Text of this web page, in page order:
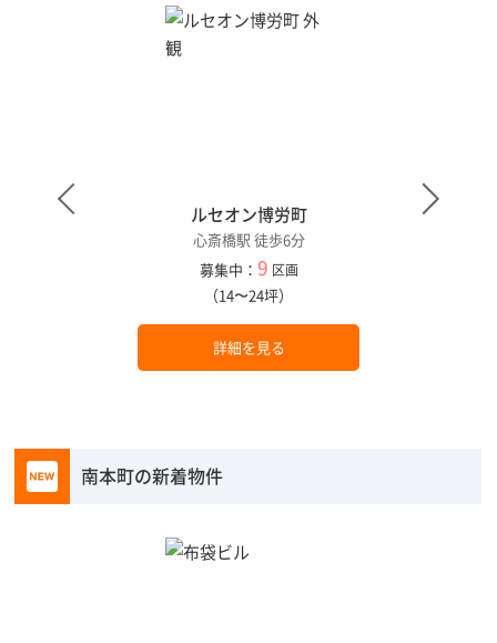
ルセオン博労町
心斎橋駅 徒歩6分
募集中： 9 区画
（14〜24坪）
詳細を見る
南本町の新着物件